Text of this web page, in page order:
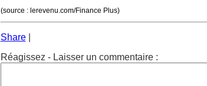
(source : lerevenu.com/Finance Plus)
Share
Réagissez - Laisser un commentaire :